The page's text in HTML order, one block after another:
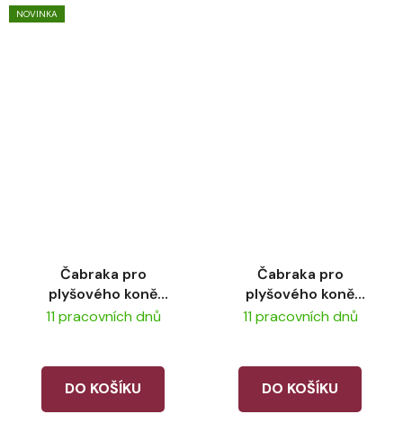
NOVINKA
Čabraka pro
plyšového koně
LeMieux Hood
11 pracovních dnů
DO KOŠÍKU
Čabraka pro
plyšového koně
LeMieux Hood Mallow
11 pracovních dnů
DO KOŠÍKU